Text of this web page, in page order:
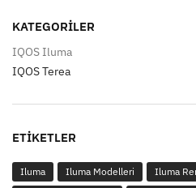
KATEGORILER
IQOS Iluma
IQOS Terea
ETIKETLER
Iluma Iluma Modelleri Iluma